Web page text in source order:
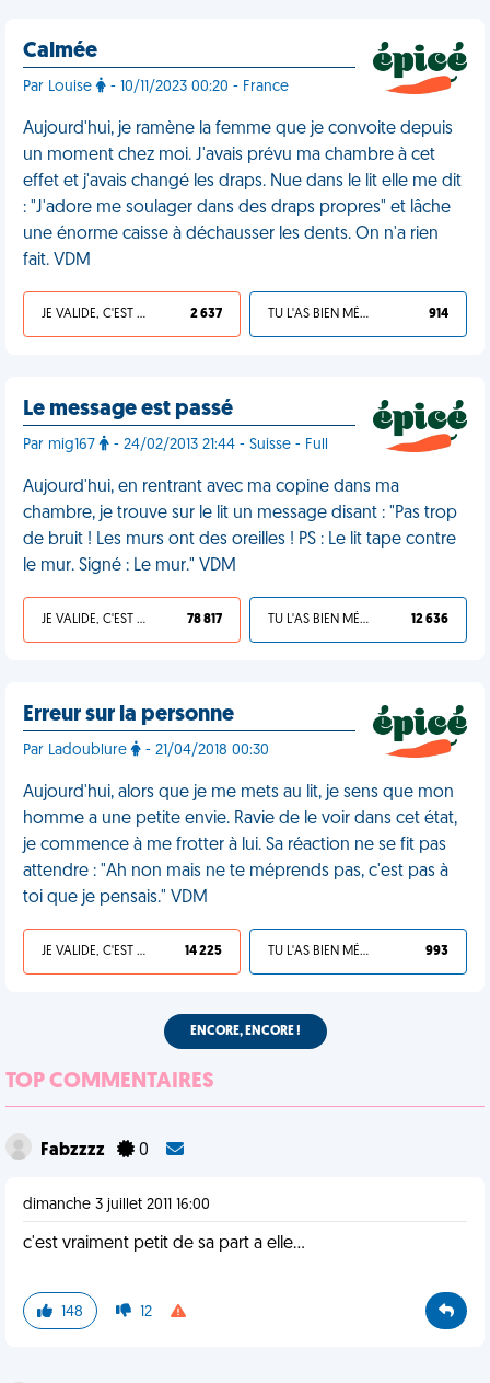
Calmée
Par Louise - 10/11/2023 00:20 - France
Aujourd'hui, je ramène la femme que je convoite depuis
un moment chez moi. J'avais prévu ma chambre à cet
effet et j'avais changé les draps. Nue dans le lit elle me dit
: "J'adore me soulager dans des draps propres" et lâche
une énorme caisse à déchausser les dents. On n'a rien
fait. VDM
JE VALIDE, C'EST UNE VDM 2 637 TU L'AS BIEN MÉRITÉ 914
Le message est passé
Par mig167 - 24/02/2013 21:44 - Suisse - Full
Aujourd'hui, en rentrant avec ma copine dans ma
chambre, je trouve sur le lit un message disant : "Pas trop
de bruit ! Les murs ont des oreilles ! PS : Le lit tape contre
le mur. Signé : Le mur." VDM
JE VALIDE, C'EST UNE VDM 78 817 TU L'AS BIEN MÉRITÉ 12 636
Erreur sur la personne
Par Ladoublure - 21/04/2018 00:30
Aujourd'hui, alors que je me mets au lit, je sens que mon
homme a une petite envie. Ravie de le voir dans cet état,
je commence à me frotter à lui. Sa réaction ne se fit pas
attendre : "Ah non mais ne te méprends pas, c'est pas à
toi que je pensais." VDM
JE VALIDE, C'EST UNE VDM 14 225 TU L'AS BIEN MÉRITÉ 993
ENCORE, ENCORE !
TOP COMMENTAIRES
Fabzzzz 0
dimanche 3 juillet 2011 16:00
c'est vraiment petit de sa part a elle...
148 12